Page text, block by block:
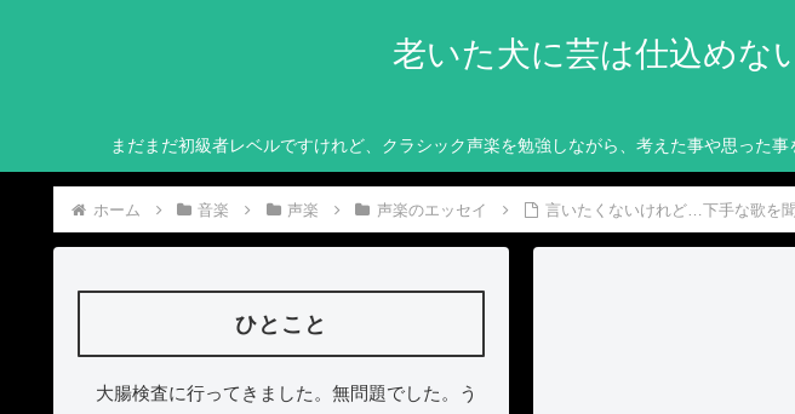
老いた犬に芸は仕込め
まだまだ初級者レベルですけれど、クラシック声楽を勉強しながら、考えた事や思っ
ホーム 音楽 声楽 声楽のエッセイ 言いたくないけれど…下手な歌を
ひとこと
大腸検査に行ってきました。無問題でした。う